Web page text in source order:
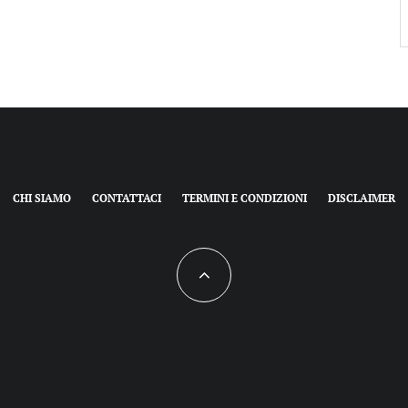
CHI SIAMO CONTATTACI TERMINI E CONDIZIONI DISCLAIMER